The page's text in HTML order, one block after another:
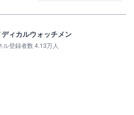
ィカルウォッチメン
ル登録者数 4.13万人